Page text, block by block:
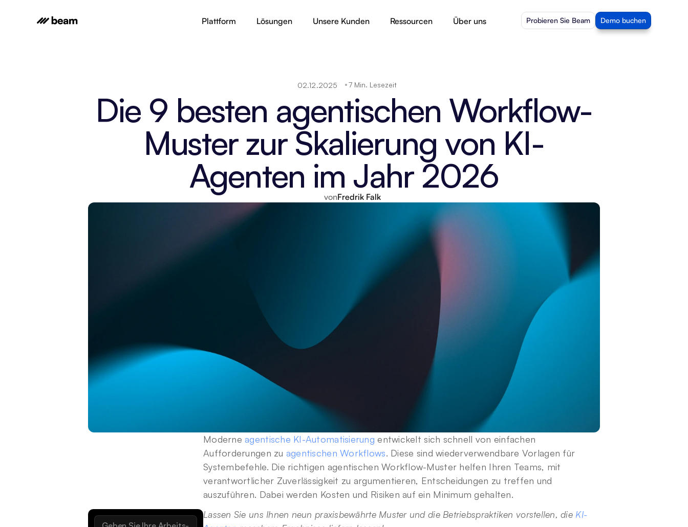
Plattform Lösungen Unsere Kunden Ressourcen Über uns Probieren Sie Beam Demo buchen
02.12.2025 7 Min. Lesezeit
Die 9 besten agentischen Workflow-
Muster zur Skalierung von KI-
Agenten im Jahr 2026
vonFredrik Falk
Moderne agentische KI-Automatisierung entwickelt sich schnell von einfachen
Aufforderungen zu agentischen Workflows. Diese sind wiederverwendbare Vorlagen für
Systembefehle. Die richtigen agentischen Workflow-Muster helfen Ihren Teams, mit
verantwortlicher Zuverlässigkeit zu argumentieren, Entscheidungen zu treffen und
auszuführen. Dabei werden Kosten und Risiken auf ein Minimum gehalten.
Lassen Sie uns Ihnen neun praxisbewährte Muster und die Betriebspraktiken vorstellen, die KI-